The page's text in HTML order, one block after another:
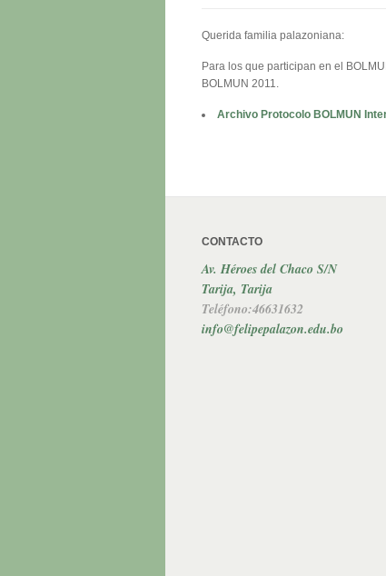
Querida familia palazoniana:
Para los que participan en el
BOLMUN 2011.
Archivo Protocolo BOLMUN
CONTACTO
Av. Héroes del Chaco S/N
Tarija, Tarija
Teléfono:46631632
info@felipepalazon.edu.bo